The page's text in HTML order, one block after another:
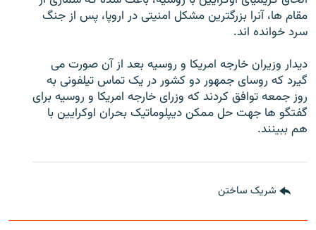
صفحه پشتو
Azadi English
به ما بپیوندید
مقام ها، آنرا بزرگترین مشکل امنیتی در اروپا، پس از جنگ
سرد خوانده اند.
دیدار وزیران خارجه امریکا و روسیه بعد از آن صورت می
گیرد که روسای جمهور دو کشور در یک تماس تیلفونی به
روز جمعه توافق کردند که وزرای خارجه امریکا و روسیه برای
گفتگو ها جهت حل ممکن دیپلوماتیک بحران اوکرایین با
هم ببینند.
شریک ساختن